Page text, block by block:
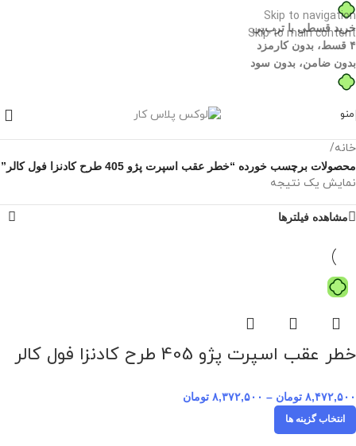
خرید قسطی با ترب‌پی
۴ قسط، بدون کارمزد
بدون ضامن، بدون سود
Skip to navigation
Skip to main content
منو
خانه/
محصولات برچسب خورده “خطر عقب اسپرت پژو 405 طرح کادنزا فول کالر”
نمایش یک نتیجه
مشاهده فیلترها
خطر عقب اسپرت پژو 405 طرح کادنزا فول کالر
۸,۴۷۲,۵۰۰ تومان – ۸,۳۷۲,۵۰۰ تومان
انتخاب گزینه ها